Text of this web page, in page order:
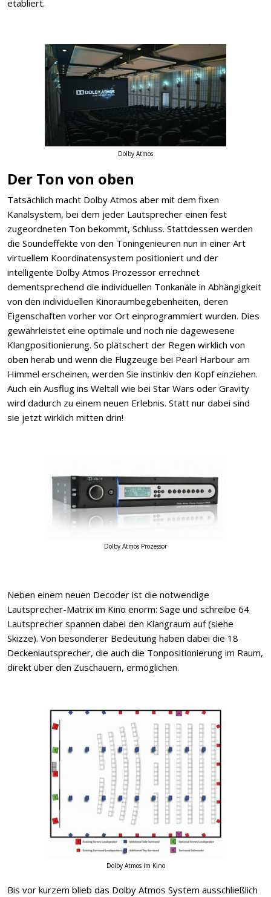
etabliert.
Dolby Atmos
Der Ton von oben
Tatsächlich macht Dolby Atmos aber mit dem fixen
Kanalsystem, bei dem jeder Lautsprecher einen fest
zugeordneten Ton bekommt, Schluss. Stattdessen werden
die Soundeffekte von den Toningenieuren nun in einer Art
virtuellem Koordinatensystem positioniert und der
intelligente Dolby Atmos Prozessor errechnet
dementsprechend die individuellen Tonkanäle in Abhängigkeit
von den individuellen Kinoraumbegebenheiten, deren
Eigenschaften vorher vor Ort einprogrammiert wurden. Dies
gewährleistet eine optimale und noch nie dagewesene
Klangpositionierung. So plätschert der Regen wirklich von
oben herab und wenn die Flugzeuge bei Pearl Harbour am
Himmel erscheinen, werden Sie instinkiv den Kopf einziehen.
Auch ein Ausflug ins Weltall wie bei Star Wars oder Gravity
wird dadurch zu einem neuen Erlebnis. Statt nur dabei sind
sie jetzt wirklich mitten drin!
Dolby Atmos Prozessor
Neben einem neuen Decoder ist die notwendige
Lautsprecher-Matrix im Kino enorm: Sage und schreibe 64
Lautsprecher spannen dabei den Klangraum auf (siehe
Skizze). Von besonderer Bedeutung haben dabei die 18
Deckenlautsprecher, die auch die Tonpositionierung im Raum,
direkt über den Zuschauern, ermöglichen.
Dolby Atmos im Kino
Bis vor kurzem blieb das Dolby Atmos System ausschließlich